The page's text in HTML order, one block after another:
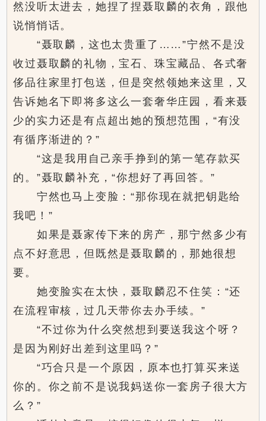
然没听太进去，她捏了捏聂取麟的衣角，跟他
说悄悄话。
“聂取麟，这也太贵重了……”宁然不是没
收过聂取麟的礼物，宝石、珠宝藏品、各式奢
侈品往家里打包送，但是突然领她来这里，又
告诉她名下即将多这么一套奢华庄园，看来聂
少的实力还是有点超出她的预想范围，“有没
有循序渐进的？”
“这是我用自己亲手挣到的第一笔存款买
的。”聂取麟补充，“你想好了再回答。”
宁然也马上变脸：“那你现在就把钥匙给
我吧！”
如果是聂家传下来的房产，那宁然多少有
点不好意思，但既然是聂取麟的，那她很想
要。
她变脸实在太快，聂取麟忍不住笑：“还
在流程审核，过几天带你去办手续。”
“不过你为什么突然想到要送我这个呀？
是因为刚好出差到这里吗？”
“巧合只是一个原因，原本也打算买来送
你的。你之前不是说我妈送你一套房子很大方
么？”